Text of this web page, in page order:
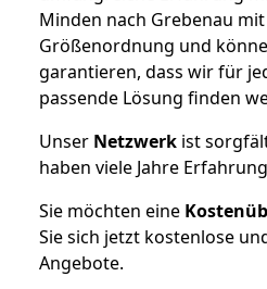
Minden nach Grebenau
Größenordnung und
garantieren, dass wir für
passende Lösung finden
Unser Netzwerk ist
haben viele Jahre
Sie möchten eine
Sie sich jetzt kostenlose
Angebote.